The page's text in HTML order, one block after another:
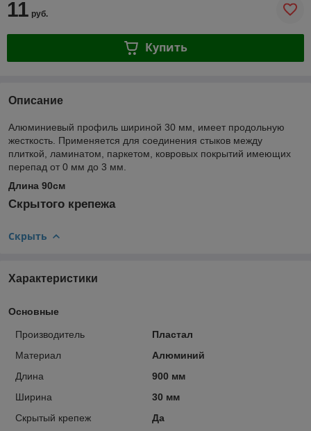
11 руб.
Купить
Описание
Алюминиевый профиль шириной 30 мм, имеет продольную
жесткость. Применяется для соединения стыков между
плиткой, ламинатом, паркетом, ковровых покрытий имеющих
перепад от 0 мм до 3 мм.
Длина 90см
Скрытого крепежа
Скрыть
Характеристики
Основные
Производитель
Пластал
Материал
Алюминий
Длина
900 мм
Ширина
30 мм
Скрытый крепеж
Да